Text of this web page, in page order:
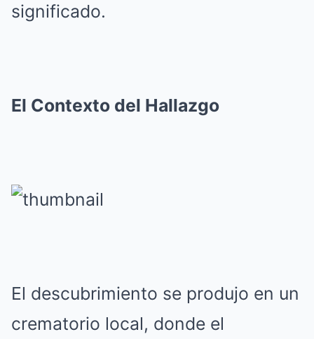
significado.
El Contexto del Hallazgo
El descubrimiento se produjo en un
crematorio local, donde el